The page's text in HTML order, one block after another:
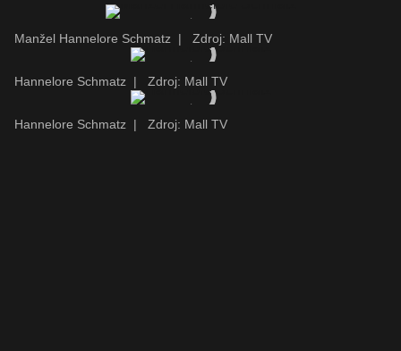
Manžel Hannelore Schmatz | Zdroj: Mall TV
Hannelore Schmatz | Zdroj: Mall TV
Hannelore Schmatz | Zdroj: Mall TV